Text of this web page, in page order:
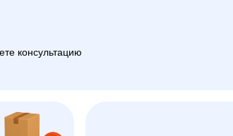
консультацию